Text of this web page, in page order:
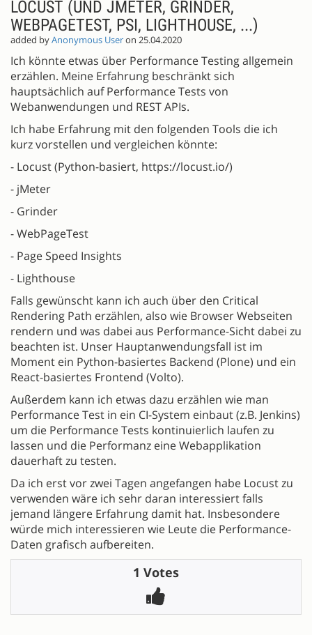
LOCUST (UND JMETER, GRINDER,
WEBPAGETEST, PSI, LIGHTHOUSE, ...)
added byAnonymous Useron 25.04.2020
Ich könnte etwas über Performance Testing allgemein
erzählen. Meine Erfahrung beschränkt sich
hauptsächlich auf Performance Tests von
Webanwendungen und REST APIs.
Ich habe Erfahrung mit den folgenden Tools die ich
kurz vorstellen und vergleichen könnte:
- Locust (Python-basiert, https://locust.io/)
- jMeter
- Grinder
- WebPageTest
- Page Speed Insights
- Lighthouse
Falls gewünscht kann ich auch über den Critical
Rendering Path erzählen, also wie Browser Webseiten
rendern und was dabei aus Performance-Sicht dabei zu
beachten ist. Unser Hauptanwendungsfall ist im
Moment ein Python-basiertes Backend (Plone) und ein
React-basiertes Frontend (Volto).
Außerdem kann ich etwas dazu erzählen wie man
Performance Test in ein CI-System einbaut (z.B. Jenkins)
um die Performance Tests kontinuierlich laufen zu
lassen und die Performanz eine Webapplikation
dauerhaft zu testen.
Da ich erst vor zwei Tagen angefangen habe Locust zu
verwenden wäre ich sehr daran interessiert falls
jemand längere Erfahrung damit hat. Insbesondere
würde mich interessieren wie Leute die Performance-
Daten grafisch aufbereiten.
1 Votes